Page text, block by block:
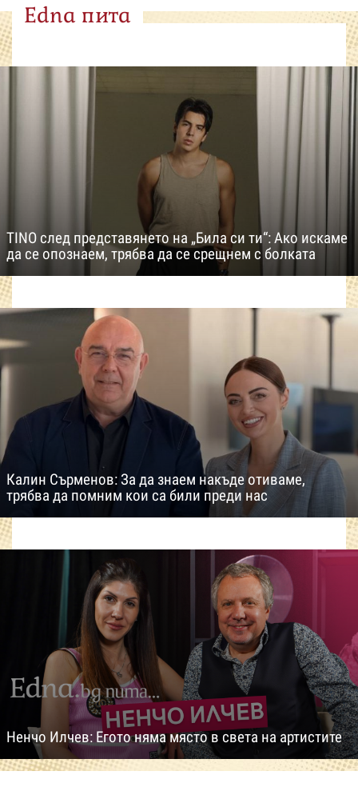
Edna пита
TINO след представянето на „Била си ти“: Ако искаме
да се опознаем, трябва да се срещнем с болката
Калин Сърменов: За да знаем накъде отиваме,
трябва да помним кои са били преди нас
Ненчо Илчев: Егото няма място в света на артистите